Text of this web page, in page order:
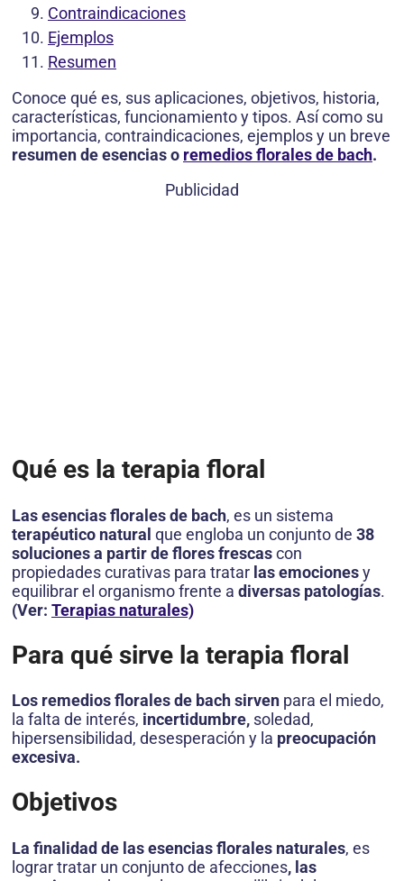
Contraindicaciones
Ejemplos
Resumen
Conoce qué es, sus aplicaciones, objetivos, historia,
características, funcionamiento y tipos. Así como su
importancia, contraindicaciones, ejemplos y un breve
resumen de esencias o remedios florales de bach.
Publicidad
Qué es la terapia floral
Las esencias florales de bach, es un sistema
terapéutico natural que engloba un conjunto de 38
soluciones a partir de flores frescascon
propiedades curativas para tratar las emocionesy
equilibrar el organismo frente a diversas patologías.
(Ver: Terapias naturales)
Para qué sirve la terapia floral
Los remedios florales de bach sirven para el miedo,
la falta de interés, incertidumbre, soledad,
hipersensibilidad, desesperación y la preocupación
excesiva.
Objetivos
La finalidad de las esencias florales naturales, es
lograr tratar un conjunto de afecciones, las